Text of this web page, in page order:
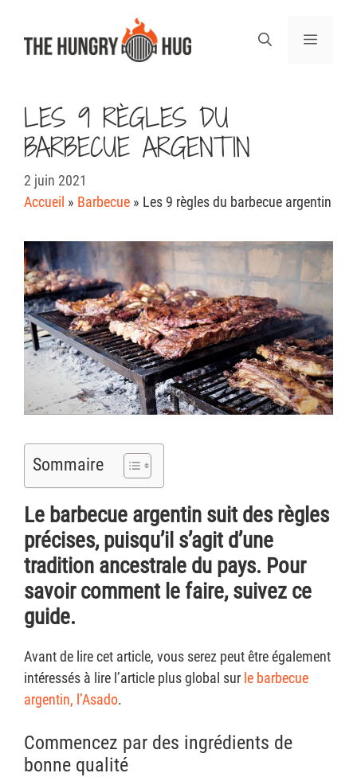
contenu
LES 9 RÈGLES DU
BARBECUE ARGENTIN
2 juin 2021
Accueil » Barbecue » Les 9 règles du barbecue argentin
Sommaire
Le barbecue argentin suit des règles
précises, puisqu’il s’agit d’une
tradition ancestrale du pays. Pour
savoir comment le faire, suivez ce
guide.
Avant de lire cet article, vous serez peut être également
intéressés à lire l’article plus global sur le barbecue
argentin, l’Asado.
Commencez par des ingrédients de
bonne qualité
Menu